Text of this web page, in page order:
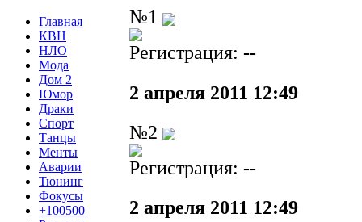
Главная
КВН
НЛО
Мода
Дом 2
Юмор
Драки
Спорт
Танцы
Менты
Аварии
Тюнинг
Фокусы
+100500
№1
Регистрация: --
2 апреля 2011 12:49
№2
Регистрация: --
2 апреля 2011 12:49